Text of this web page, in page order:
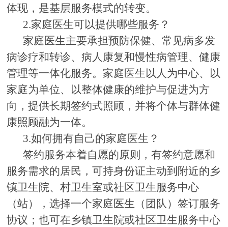
体现，是基层服务模式的转变。
2.家庭医生可以提供哪些服务？
家庭医生主要承担预防保健、常见病多发
病诊疗和转诊、病人康复和慢性病管理、健康
管理等一体化服务。家庭医生以人为中心、以
家庭为单位、以整体健康的维护与促进为方
向，提供长期签约式照顾，并将个体与群体健
康照顾融为一体。
3.如何拥有自己的家庭医生？
签约服务本着自愿的原则，有签约意愿和
服务需求的居民，可持身份证主动到附近的乡
镇卫生院、村卫生室或社区卫生服务中心
（站），选择一个家庭医生（团队）签订服务
协议；也可在乡镇卫生院或社区卫生服务中心